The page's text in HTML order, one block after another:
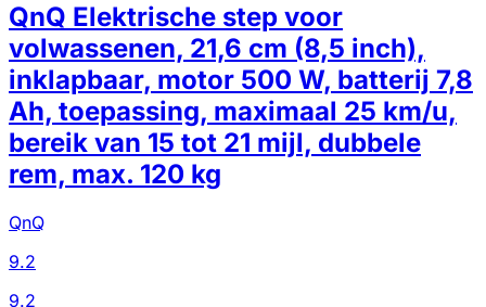
QnQ Elektrische step voor
volwassenen, 21,6 cm (8,5 inch),
inklapbaar, motor 500 W, batterij 7,8
Ah, toepassing, maximaal 25 km/u,
bereik van 15 tot 21 mijl, dubbele
rem, max. 120 kg
QnQ
9.2
9.2